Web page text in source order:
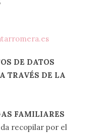
DE DATOS
TRAVÉS DE LA
FAMILIARES
recopilar por el